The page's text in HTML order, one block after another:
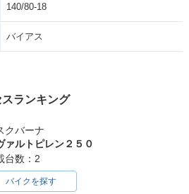
140/80-18
バイアス
ランキング
クバーナ
ァルトピレン２５０
台数：2
バイクを探す